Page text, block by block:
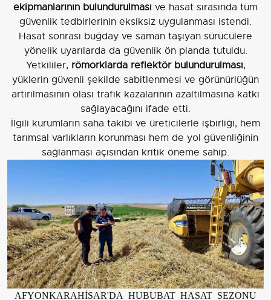
ekipmanlarının bulundurulması ve hasat sırasında tüm
güvenlik tedbirlerinin eksiksiz uygulanması istendi.
Hasat sonrası buğday ve saman taşıyan sürücülere
yönelik uyarılarda da güvenlik ön planda tutuldu.
Yetkililer, römorklarda reflektör bulundurulması,
yüklerin güvenli şekilde sabitlenmesi ve görünürlüğün
artırılmasının olası trafik kazalarının azaltılmasına katkı
sağlayacağını ifade etti.
İlgili kurumların saha takibi ve üreticilerle işbirliği, hem
tarımsal varlıkların korunması hem de yol güvenliğinin
sağlanması açısından kritik öneme sahip.
AFYONKARAHİSAR'DA HUBUBAT HASAT SEZONU